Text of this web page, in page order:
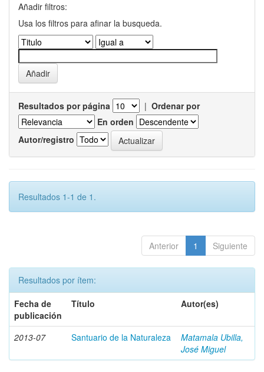
Añadir filtros:
Usa los filtros para afinar la busqueda.
Resultados por página | Ordenar por
En orden
Autor/registro
Resultados 1-1 de 1.
Anterior 1 Siguiente
Resultados por ítem:
Fecha de
publicación
Título Autor(es)
2013-07 Santuario de la Naturaleza
Matamala Ubilla,
José Miguel